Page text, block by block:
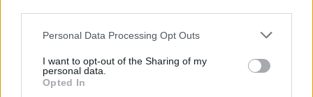
Personal Data Processing Opt Outs
I want to opt-out of the Sharing of my
personal data.
Opted In
ADV